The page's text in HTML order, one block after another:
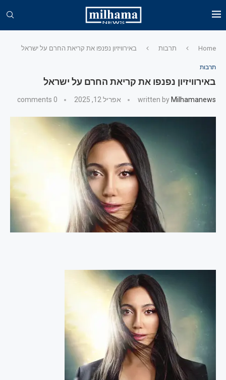
Home תרבות באירוויזיון נפנפו את קריאת החרם על ישראל
תרבות
באירוויזיון נפנפו את קריאת החרם על ישראל
written by Milhamanews אפריל 12, 2025 0 comments